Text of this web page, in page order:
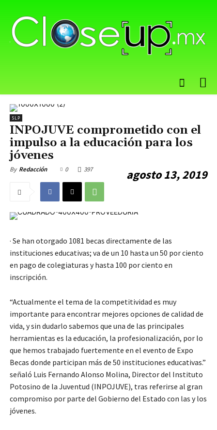
SLP
INPOJUVE comprometido con el
impulso a la educación para los
jóvenes
By Redacción agosto 13, 2019
0 397
· Se han otorgado 1081 becas directamente de las
instituciones educativas; va de un 10 hasta un 50 por ciento
en pago de colegiaturas y hasta 100 por ciento en
inscripción.
“Actualmente el tema de la competitividad es muy
importante para encontrar mejores opciones de calidad de
vida, y sin dudarlo sabemos que una de las principales
herramientas es la educación, la profesionalización, por lo
que hemos trabajado fuertemente en el evento de Expo
Becas donde participan más de 50 instituciones educativas.”
señaló Luis Fernando Alonso Molina, Director del Instituto
Potosino de la Juventud (INPOJUVE), tras referirse al gran
compromiso por parte del Gobierno del Estado con las y los
jóvenes.